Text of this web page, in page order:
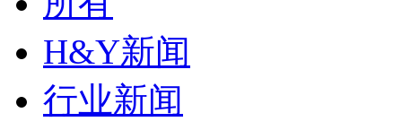
H&Y新闻
行业新闻